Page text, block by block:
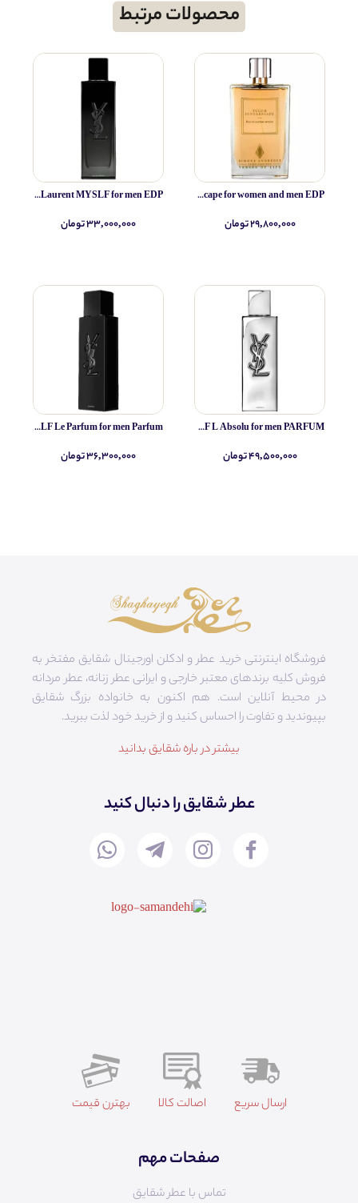
محصولات مرتبط
Simone Andreoli Tulum Junglescape for women and men EDP
۲۹,۸۰۰,۰۰۰ تومان
Yves Saint Laurent MYSLF L Absolu for men PARFUM
۴۹,۵۰۰,۰۰۰ تومان
Yves Saint Laurent MYSLF for men EDP
۳۳,۰۰۰,۰۰۰ تومان
Yves Saint Laurent MYSLF Le Parfum for men Parfum
۳۶,۳۰۰,۰۰۰ تومان
فروشگاه اینترنتی خرید عطر و ادکلن اورجینال شقایق مفتخر به
فروش کلیه برندهای معتبر خارجی و ایرانی عطر زنانه، عطر مردانه
در محیط آنلاین است. هم‌ اکنون به خانواده بزرگ شقایق
بپیوندید و تفاوت را احساس کنید و از خرید خود لذت ببرید.
بیشتر در باره شقایق بدانید
عطر شقایق را دنبال کنید
ارسال سریع اصالت کالا بهترن قیمت
صفحات مهم
تماس با عطر شقایق